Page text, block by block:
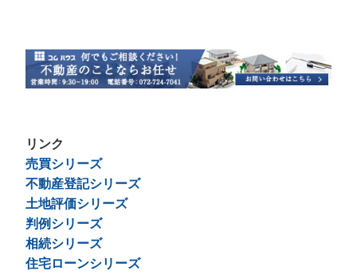
リンク
売買シリーズ
不動産登記シリーズ
土地評価シリーズ
判例シリーズ
相続シリーズ
住宅ローンシリーズ